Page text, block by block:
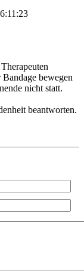
bewegen
nicht statt.
beantworten.